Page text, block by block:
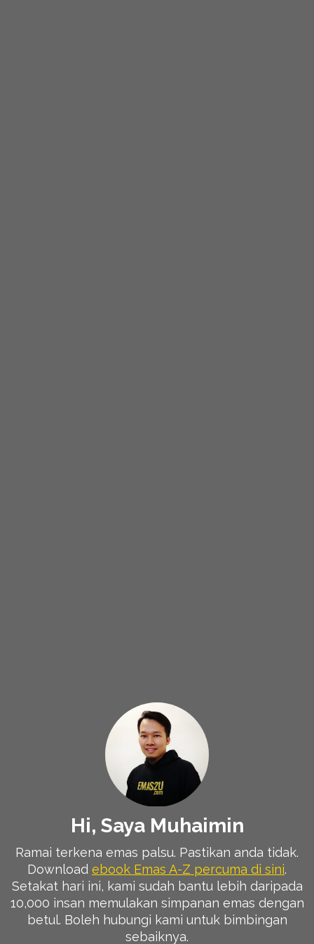
Hi, Saya Muhaimin
Ramai terkena emas palsu. Pastikan anda tidak.
Download ebook Emas A-Z percuma di sini.
Setakat hari ini, kami sudah bantu lebih daripada
10,000 insan memulakan simpanan emas dengan
betul. Boleh hubungi kami untuk bimbingan
sebaiknya.